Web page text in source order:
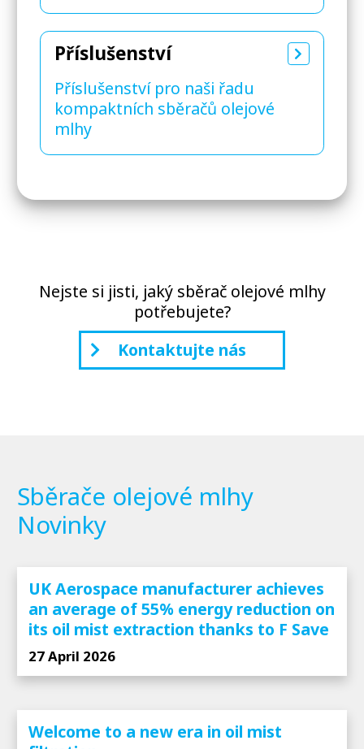
Příslušenství
Příslušenství pro naši řadu
kompaktních sběračů olejové
mlhy
Nejste si jisti, jaký sběrač olejové mlhy
potřebujete?
Kontaktujte nás
Sběrače olejové mlhy
Novinky
UK Aerospace manufacturer achieves
an average of 55% energy reduction on
its oil mist extraction thanks to F Save
27 April 2026
Welcome to a new era in oil mist